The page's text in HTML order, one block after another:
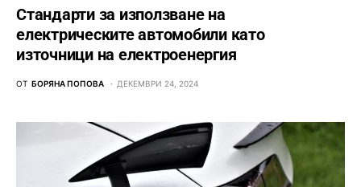
Стандарти за използване на
електрическите автомобили като
източници на електроенергия
ОТ БОРЯНА ПОПОВА ДЕКЕМВРИ 24, 2024